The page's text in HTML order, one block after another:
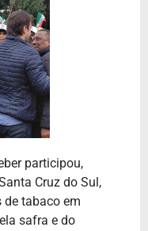
participou,
Cruz do Sul,
tabaco em
safra e do